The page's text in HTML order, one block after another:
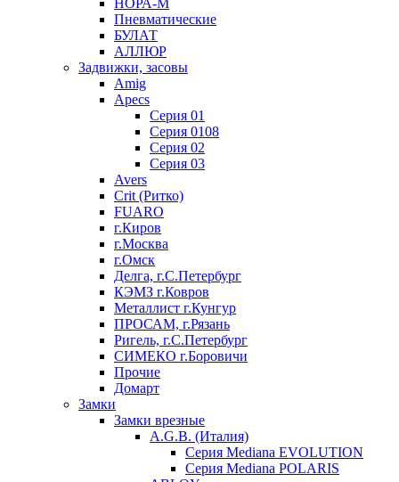
НОРА-М
Пневматические
БУЛАТ
АЛЛЮР
Задвижки, засовы
Amig
Apecs
Серия 01
Серия 0108
Серия 02
Серия 03
Avers
Crit (Ритко)
FUARO
г.Киров
г.Москва
г.Омск
Делга, г.С.Петербург
КЭМЗ г.Ковров
Металлист г.Кунгур
ПРОСАМ, г.Рязань
Ригель, г.С.Петербург
СИМЕКО г.Боровичи
Прочие
Домарт
Замки
Замки врезные
A.G.B. (Италия)
Серия Mediana EVOLUTION
Серия Mediana POLARIS